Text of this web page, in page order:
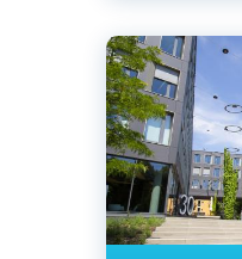
Английский
Мюнхен,
Частный